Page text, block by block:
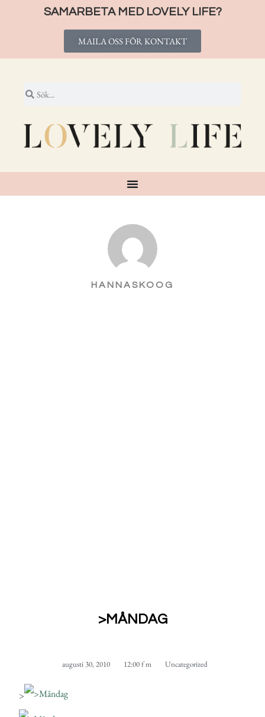
SAMARBETA MED LOVELY LIFE?
MAILA OSS FÖR KONTAKT
HANNASKOOG
>MÅNDAG
augusti 30, 2010 12:00 f m Uncategorized
>